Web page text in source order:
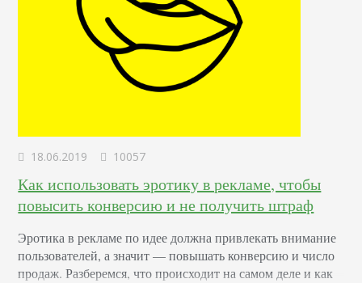
18.06.2019 10057
Как использовать эротику в рекламе, чтобы
повысить конверсию и не получить штраф
Эротика в рекламе по идее должна привлекать внимание
пользователей, а значит — повышать конверсию и число
продаж. Разберемся, что происходит на самом деле и как